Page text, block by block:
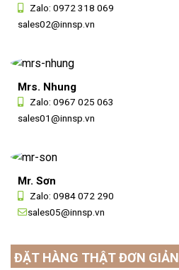
Zalo: 0972 318 069
sales02@innsp.vn
Mrs. Nhung
Zalo: 0967 025 063
sales01@innsp.vn
Mr. Sơn
Zalo: 0984 072 290
sales05@innsp.vn
ĐẶT HÀNG THẬT ĐƠN GIẢN